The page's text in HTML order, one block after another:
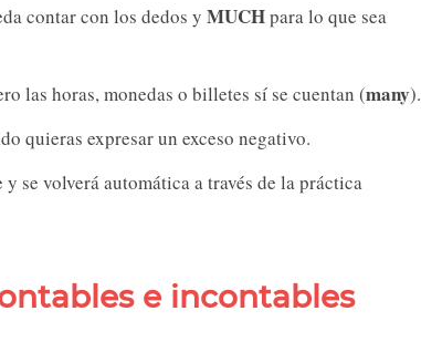
contar con los dedos y MUCHpara lo que sea
las horas, monedas o billetes sí se cuentan (many).
quieras expresar un exceso negativo.
se volverá automática a través de la práctica
e incontables